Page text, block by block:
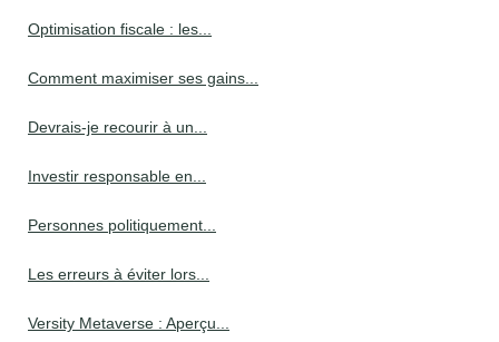
Optimisation fiscale : les...
Comment maximiser ses gains...
Devrais-je recourir à un...
Investir responsable en...
Personnes politiquement...
Les erreurs à éviter lors...
Versity Metaverse : Aperçu...